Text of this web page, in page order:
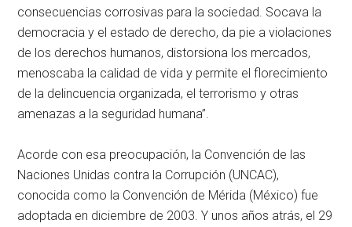
consecuencias corrosivas para la sociedad. Socava la
democracia y el estado de derecho, da pie a violaciones
de los derechos humanos, distorsiona los mercados,
menoscaba la calidad de vida y permite el florecimiento
de la delincuencia organizada, el terrorismo y otras
amenazas a la seguridad humana”.
Acorde con esa preocupación, la Convención de las
Naciones Unidas contra la Corrupción (UNCAC),
conocida como la Convención de Mérida (México) fue
adoptada en diciembre de 2003. Y unos años atrás, el 29